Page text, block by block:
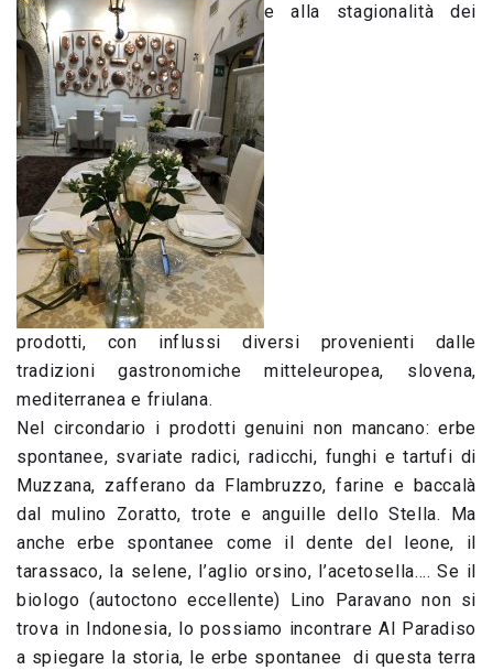
e alla stagionalità dei
prodotti, con influssi diversi provenienti dalle
tradizioni gastronomiche mitteleuropea, slovena,
mediterranea e friulana.
Nel circondario i prodotti genuini non mancano: erbe
spontanee, svariate radici, radicchi, funghi e tartufi di
Muzzana, zafferano da Flambruzzo, farine e baccalà
dal mulino Zoratto, trote e anguille dello Stella. Ma
anche erbe spontanee come il dente del leone, il
tarassaco, la selene, l’aglio orsino, l’acetosella…. Se il
biologo (autoctono eccellente) Lino Paravano non si
trova in Indonesia, lo possiamo incontrare Al Paradiso
a spiegare la storia, le erbe spontanee di questa terra